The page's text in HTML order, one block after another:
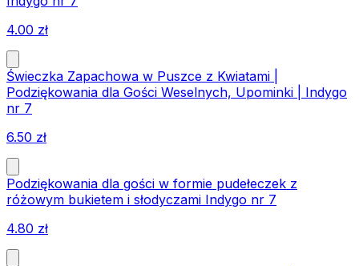
4.00 zł
Świeczka Zapachowa w Puszce z Kwiatami |
Podziękowania dla Gości Weselnych, Upominki | Indygo
nr 7
6.50 zł
Podziękowania dla gości w formie pudełeczek z
różowym bukietem i słodyczami Indygo nr 7
4.80 zł